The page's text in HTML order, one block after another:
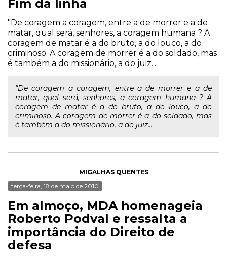
Fim da linha
"De coragem a coragem, entre a de morrer e a de
matar, qual será, senhores, a coragem humana ? A
coragem de matar é a do bruto, a do louco, a do
criminoso. A coragem de morrer é a do soldado, mas
é também a do missionário, a do juiz...
"De coragem a coragem, entre a de morrer e a de
matar, qual será, senhores, a coragem humana ? A
coragem de matar é a do bruto, a do louco, a do
criminoso. A coragem de morrer é a do soldado, mas
é também a do missionário, a do juiz...
MIGALHAS QUENTES
terça-feira, 18 de maio de 2010
Em almoço, MDA homenageia
Roberto Podval e ressalta a
importância do Direito de
defesa